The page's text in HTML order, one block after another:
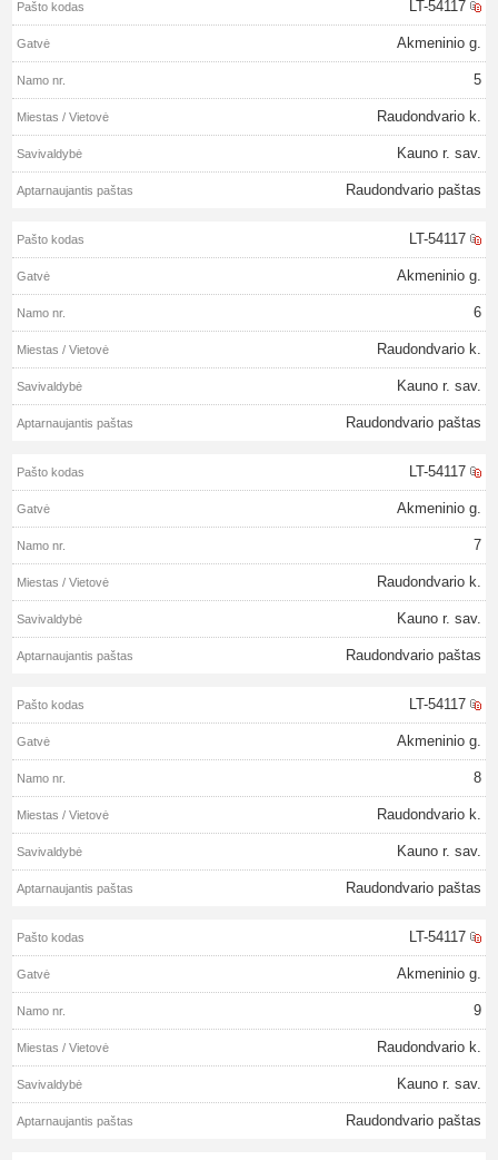
LT-54117
Akmeninio g.
5
Raudondvario k.
Kauno r. sav.
Raudondvario paštas
LT-54117
Akmeninio g.
6
Raudondvario k.
Kauno r. sav.
Raudondvario paštas
LT-54117
Akmeninio g.
7
Raudondvario k.
Kauno r. sav.
Raudondvario paštas
LT-54117
Akmeninio g.
8
Raudondvario k.
Kauno r. sav.
Raudondvario paštas
LT-54117
Akmeninio g.
9
Raudondvario k.
Kauno r. sav.
Raudondvario paštas